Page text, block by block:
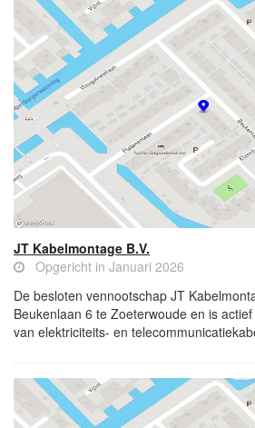
JT Kabelmontage B.V.
Opgericht in Januari 2026
De besloten vennootschap JT
Beukenlaan 6 te Zoeterwoude en is
van elektriciteits- en